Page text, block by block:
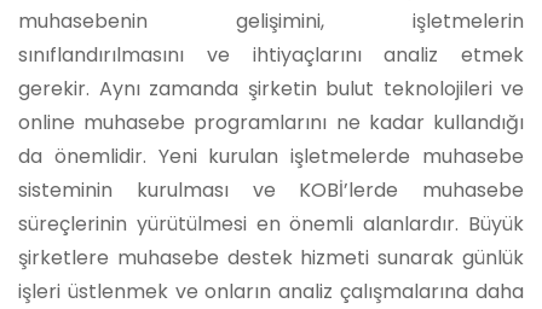
muhasebenin gelişimini, işletmelerin
sınıflandırılmasını ve ihtiyaçlarını analiz etmek
gerekir. Aynı zamanda şirketin bulut teknolojileri ve
online muhasebe programlarını ne kadar kullandığı
da önemlidir. Yeni kurulan işletmelerde muhasebe
sisteminin kurulması ve KOBİ’lerde muhasebe
süreçlerinin yürütülmesi en önemli alanlardır. Büyük
şirketlere muhasebe destek hizmeti sunarak günlük
işleri üstlenmek ve onların analiz çalışmalarına daha